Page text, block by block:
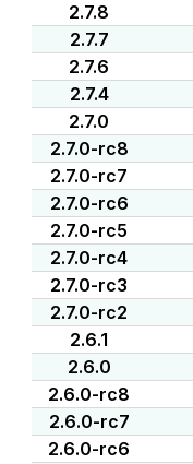
2.7.8
2.7.7
2.7.6
2.7.4
2.7.0
2.7.0-rc8
2.7.0-rc7
2.7.0-rc6
2.7.0-rc5
2.7.0-rc4
2.7.0-rc3
2.7.0-rc2
2.6.1
2.6.0
2.6.0-rc8
2.6.0-rc7
2.6.0-rc6